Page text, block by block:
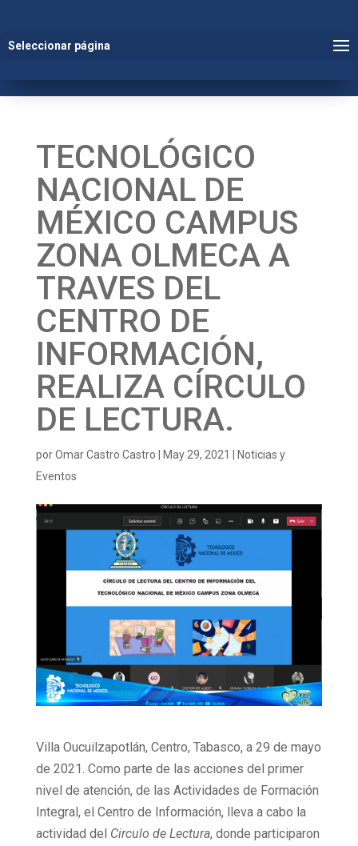
Seleccionar página
TECNOLÓGICO
NACIONAL DE
MÉXICO CAMPUS
ZONA OLMECA A
TRAVES DEL
CENTRO DE
INFORMACIÓN,
REALIZA CÍRCULO
DE LECTURA.
porOmar Castro Castro May 29, 2021
Noticias y
Eventos
Villa Oucuilzapotlán, Centro, Tabasco, a 29 de mayo
de 2021. Como parte de las acciones del primer
nivel de atención, de las Actividades de Formación
Integral, el Centro de Información, lleva a cabo la
actividad del Circulo de Lectura, donde participaron